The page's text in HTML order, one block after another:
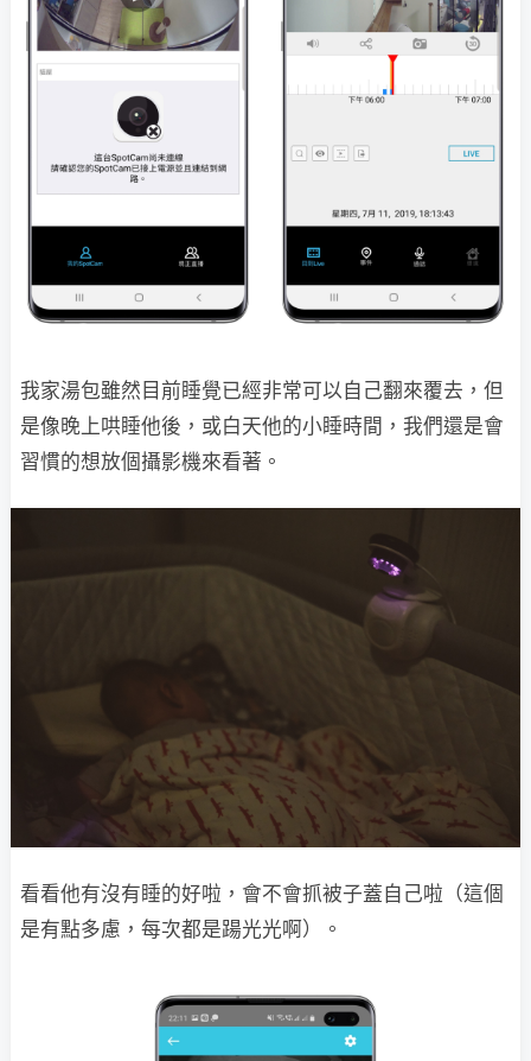
我家湯包雖然目前睡覺已經非常可以自己翻來覆去，但
是像晚上哄睡他後，或白天他的小睡時間，我們還是會
習慣的想放個攝影機來看著。
看看他有沒有睡的好啦，會不會抓被子蓋自己啦（這個
是有點多慮，每次都是踼光光啊）。